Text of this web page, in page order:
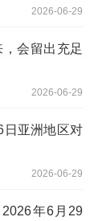
2026-06-29
会留出充足
2026-06-29
日亚洲地区对
2026-06-29
年6月29